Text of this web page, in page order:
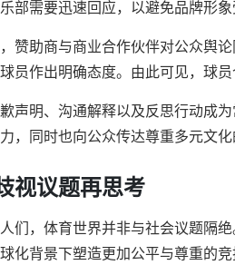
部需要迅速回应，以避免品牌形象
赞助商与商业合作伙伴对公众舆
员作出明确态度。由此可见，球
声明、沟通解释以及反思行动成
，同时也向公众传达尊重多元文化
视议题再思考
们，体育世界并非与社会议题隔
化背景下塑造更加公平与尊重的竞